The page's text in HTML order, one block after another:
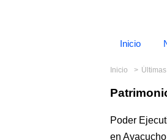
Inicio
Inicio
Poder
en